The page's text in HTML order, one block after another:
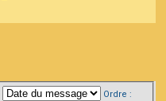
Ordre :